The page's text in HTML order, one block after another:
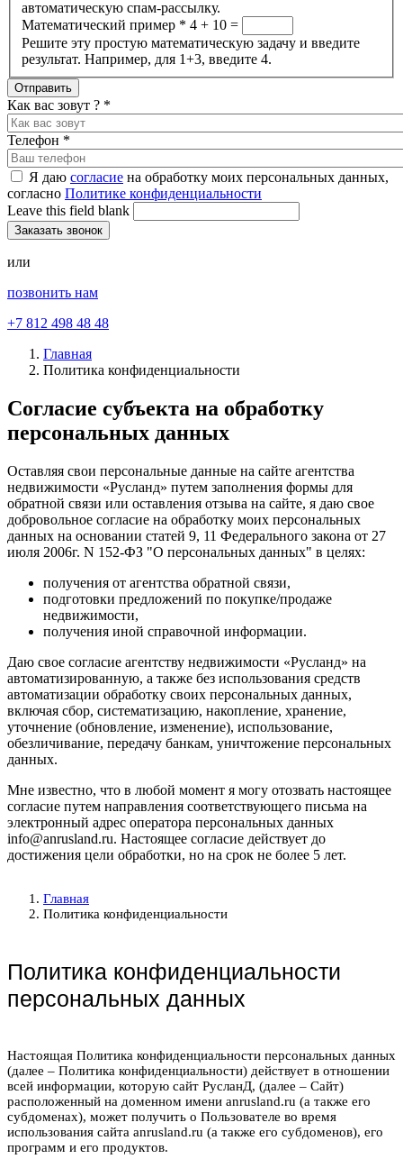
автоматическую спам-рассылку.
Математический пример * 4 + 10 =
Решите эту простую математическую задачу и введите
результат. Например, для 1+3, введите 4.
Как вас зовут ? *
Телефон *
Я даю согласие на обработку моих персональных данных,
согласно Политике конфиденциальности
Leave this field blank
или
позвонить нам
+7 812 498 48 48
Главная
Политика конфиденциальности
Согласие субъекта на обработку
персональных данных
Оставляя свои персональные данные на сайте агентства
недвижимости «Русланд» путем заполнения формы для
обратной связи или оставления отзыва на сайте, я даю свое
добровольное согласие на обработку моих персональных
данных на основании статей 9, 11 Федерального закона от 27
июля 2006г. N 152-ФЗ "О персональных данных" в целях:
получения от агентства обратной связи,
подготовки предложений по покупке/продаже
недвижимости,
получения иной справочной информации.
Даю свое согласие агентству недвижимости «Русланд» на
автоматизированную, а также без использования средств
автоматизации обработку своих персональных данных,
включая сбор, систематизацию, накопление, хранение,
уточнение (обновление, изменение), использование,
обезличивание, передачу банкам, уничтожение персональных
данных.
Мне известно, что в любой момент я могу отозвать настоящее
согласие путем направления соответствующего письма на
электронный адрес оператора персональных данных
info@anrusland.ru. Настоящее согласие действует до
достижения цели обработки, но на срок не более 5 лет.
Главная
Политика конфиденциальности
Политика конфиденциальности
персональных данных
Настоящая Политика конфиденциальности персональных данных
(далее – Политика конфиденциальности) действует в отношении
всей информации, которую сайт РусланД, (далее – Сайт)
расположенный на доменном имени anrusland.ru (а также его
субдоменах), может получить о Пользователе во время
использования сайта anrusland.ru (а также его субдоменов), его
программ и его продуктов.